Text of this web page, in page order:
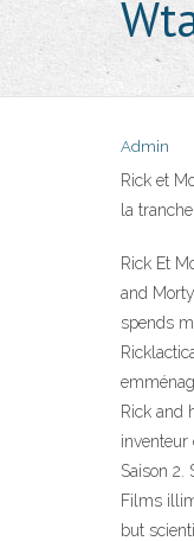
Admin
Rick et
la
Rick Et
and
spends
Rick and
inventeur
Saison 2.
Films
but